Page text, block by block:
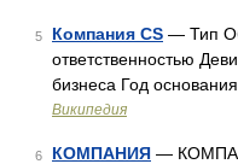
5 Компания CS — Тип
ответственностью
бизнеса Год
Википедия
6 КОМПАНИЯ —